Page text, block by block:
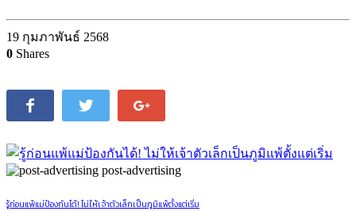
19 กุมภาพันธ์ 2568
0 Shares
post-advertising
รู้ก่อนแพ้แม่ป้องกันได้! ไม่ให้เจ้าตัวเล็กเป็นภูมิแพ้ตั้งแต่เริ่ม